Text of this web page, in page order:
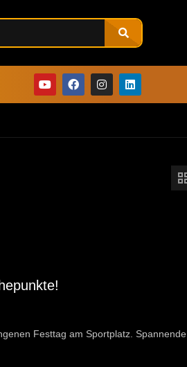
Festtag am Sportplatz. Spannende